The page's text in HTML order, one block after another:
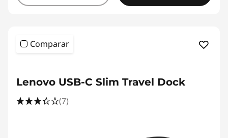
Comparar
Lenovo USB-C Slim Travel Dock
(7)